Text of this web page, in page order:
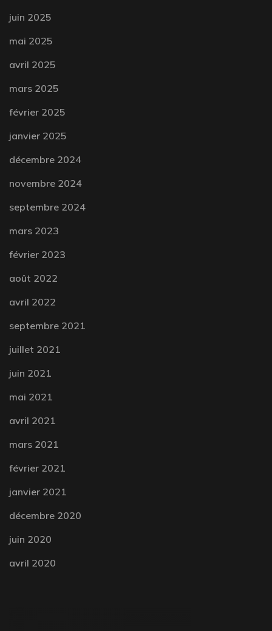
juin 2025
mai 2025
avril 2025
mars 2025
février 2025
janvier 2025
décembre 2024
novembre 2024
septembre 2024
mars 2023
février 2023
août 2022
avril 2022
septembre 2021
juillet 2021
juin 2021
mai 2021
avril 2021
mars 2021
février 2021
janvier 2021
décembre 2020
juin 2020
avril 2020